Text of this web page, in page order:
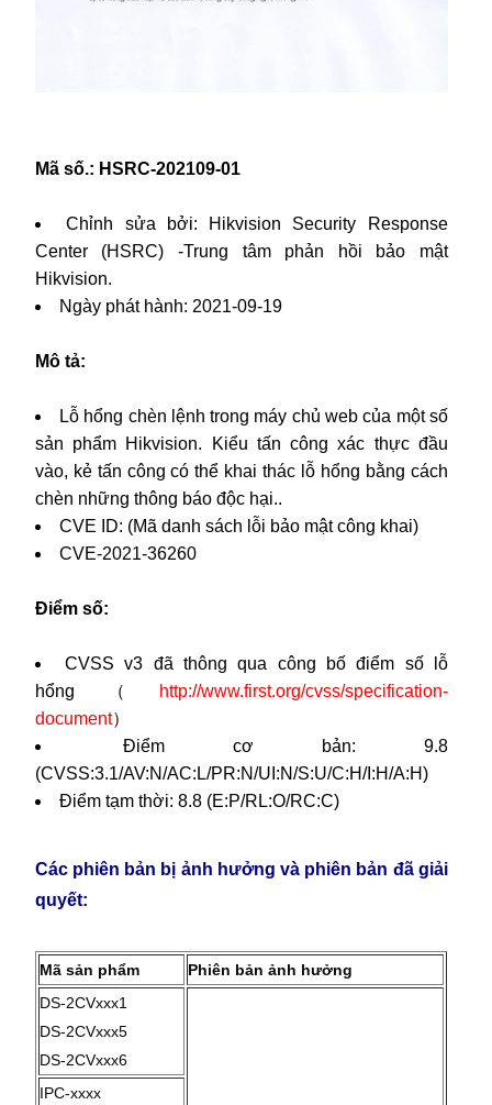
Mã số.: HSRC-202109-01
Chỉnh sửa bởi: Hikvision Security Response
Center (HSRC) -Trung tâm phản hồi bảo mật
Hikvision.
Ngày phát hành: 2021-09-19
Mô tả:
Lỗ hổng chèn lệnh trong máy chủ web của một số
sản phẩm Hikvision. Kiểu tấn công xác thực đầu
vào, kẻ tấn công có thể khai thác lỗ hổng bằng cách
chèn những thông báo độc hại..
CVE ID: (Mã danh sách lỗi bảo mật công khai)
CVE-2021-36260
Điểm số:
CVSS v3 đã thông qua công bố điểm số lỗ
hổng（
http://www.first.org/cvss/specification-
document）
Điểm cơ bản: 9.8
(CVSS:3.1/AV:N/AC:L/PR:N/UI:N/S:U/C:H/I:H/A:H)
Điểm tạm thời: 8.8 (E:P/RL:O/RC:C)
Các phiên bản bị ảnh hưởng và phiên bản đã giải
quyết:
Mã sản phẩm
Phiên bản ảnh hưởng
DS-2CVxxx1
DS-2CVxxx5
DS-2CVxxx6
IPC-xxxx